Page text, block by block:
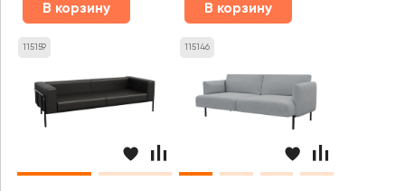
В корзину В корзину
115159 115146